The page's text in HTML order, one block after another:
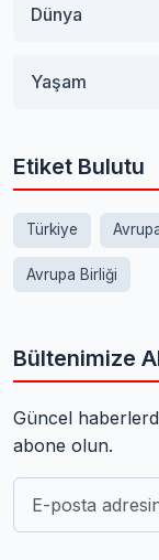
Dünya
Yaşam
Etiket Bulutu
Türkiye
Avrupa Birliği
Bültenimize
Güncel
abone olun.